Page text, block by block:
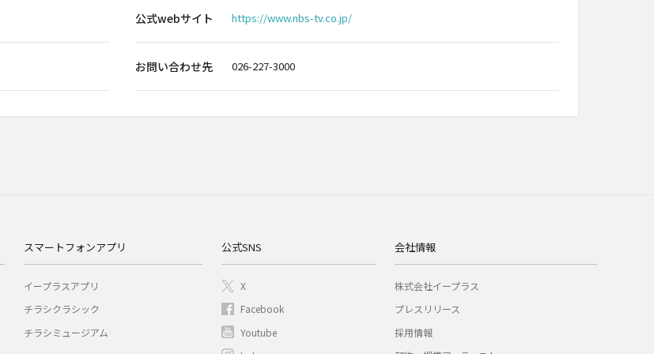
公式webサイト https://www.nbs-tv.co.jp/
お問い合わせ先 026-227-3000
スマートフォンアプリ
イープラスアプリ
チラシクラシック
チラシミュージアム
公式SNS
X
Facebook
Youtube
会社情報
株式会社イープラス
プレスリリース
採用情報